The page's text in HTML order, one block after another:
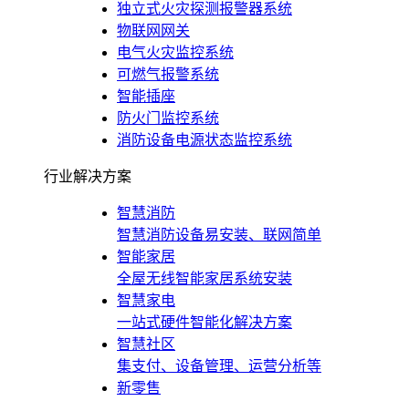
独立式火灾探测报警器系统
物联网网关
电气火灾监控系统
可燃气报警系统
智能插座
防火门监控系统
消防设备电源状态监控系统
行业解决方案
智慧消防
智慧消防设备易安装、联网简单
智能家居
全屋无线智能家居系统安装
智慧家电
一站式硬件智能化解决方案
智慧社区
集支付、设备管理、运营分析等
新零售